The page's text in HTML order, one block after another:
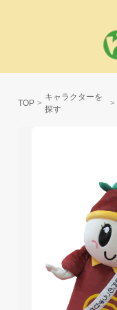
TOP
キャラクターを
探す